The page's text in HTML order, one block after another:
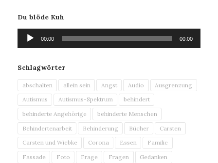
Du blöde Kuh
Audio-
Player
00:00 00:00
Schlagwörter
abschalten allein sein Angst Audio
Ausgrenzung
Autismus
Autismus-Spektrum
behindert
behinderte Angehörige
behinderte Menschen
Behindertenarbeit
Behinderung Bücher
Carsten
Carsten und Wiebke
Corona Essen
Familie
Fassade
Foto Frage Fragen Gedanken